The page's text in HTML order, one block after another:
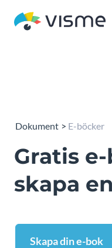
Dokument E-böcker
Gratis
skapa
Skapa din e-bok